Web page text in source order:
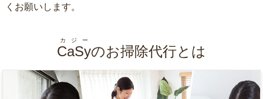
くお願いします。
CaSy
カジー
のお掃除代行とは